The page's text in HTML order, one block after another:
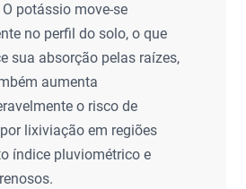
O potássio move-se
no perfil do solo, o que
sua absorção pelas raízes,
aumenta
o risco de
lixiviação em regiões
índice pluviométrico e